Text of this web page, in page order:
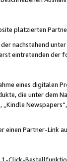
platzierten
nachstehend
eintretenden der
eines digitalen
die unter dem
Partner-Link
Click-